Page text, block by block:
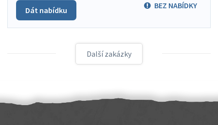
BEZ NABÍDKY
Dát nabídku
Další zakázky